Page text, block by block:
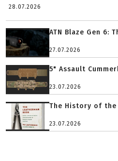
28.07.2026
ATN Blaze Gen 6:
27.07.2026
5" Assault
23.07.2026
The History of
23.07.2026